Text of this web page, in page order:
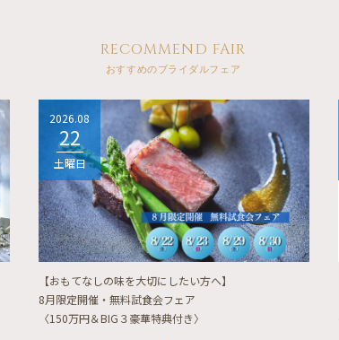
RECOMMEND FAIR
おすすめのブライダルフェア
2026.08
22
土曜日
【おもてなしの味を大切にしたい方へ】
8月限定開催・無料試食会フェア
〈150万円＆BIG３豪華特典付き〉